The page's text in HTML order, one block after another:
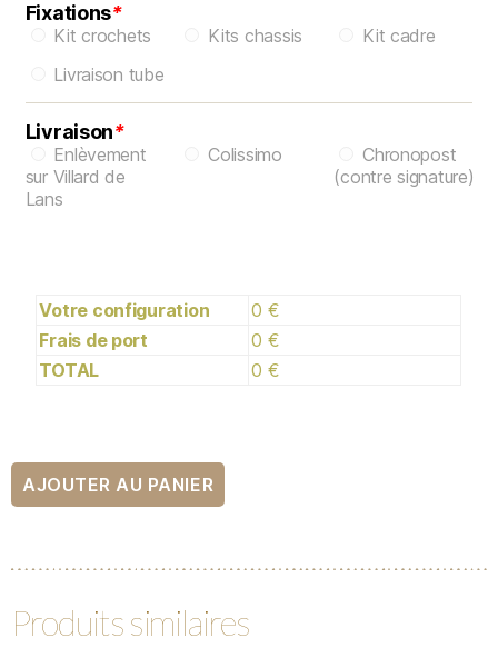
Fixations*
Kit crochets Kits chassis
Kit cadre
Livraison tube
Livraison*
Enlèvement
sur Villard de
Lans
Colissimo
Chronopost
(contre signature)
Votre configuration
0 €
Frais de port
0 €
TOTAL
0 €
AJOUTER AU PANIER
Produits similaires